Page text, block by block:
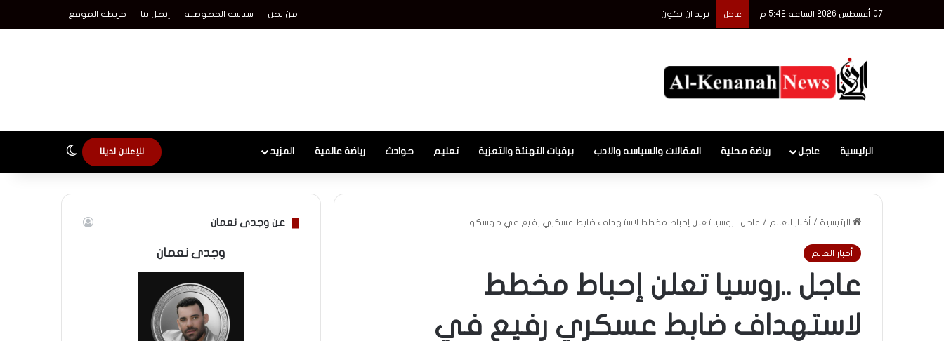
07 أغسطس 2026 الساعة 5:42 م عاجل تريد ان تكون من نحن سياسة الخصوصية إتصل بنا خريطة الموقع
الرئيسية عاجل رياضة محلية المقالات والسياسه والادب برقيات التهنئة والتعزية تعليم حوادث رياضة عالمية المزيد للإعلان لدينا الوضع المظلم
الرئيسية / أخبار العالم / عاجل ..روسيا تعلن إحباط مخطط لاستهداف ضابط عسكري رفيع في موسكو
أخبار العالم
عاجل ..روسيا تعلن إحباط مخطط
لاستهداف ضابط عسكري رفيع في
عن وجدى نعمان
وجدى نعمان